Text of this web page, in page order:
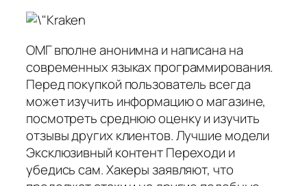
ОМГ вполне анонимна и написана на
современных языках программирования.
Перед покупкой пользователь всегда
может изучить информацию о магазине,
посмотреть среднюю оценку и изучить
отзывы других клиентов. Лучшие модели
Эксклюзивный контент Переходи и
убедись сам. Хакеры заявляют, что